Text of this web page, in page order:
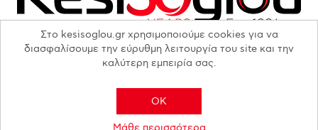
Copyright © 2026 N. KESISOGLOU S.A. - All rights reserved
Στο kesisoglou.gr χρησιμοποιούμε cookies για να
διασφαλίσουμε την εύρυθμη λειτουργία του site και την
καλύτερη εμπειρία σας.
OK
Μάθε περισσότερα